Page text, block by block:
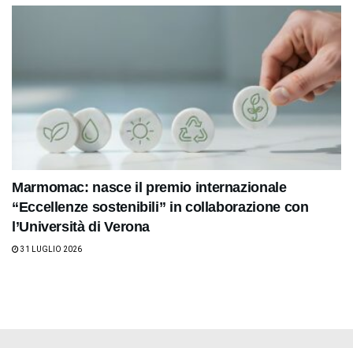
Marmomac: nasce il premio internazionale
“Eccellenze sostenibili” in collaborazione con
l’Università di Verona
31 LUGLIO 2026